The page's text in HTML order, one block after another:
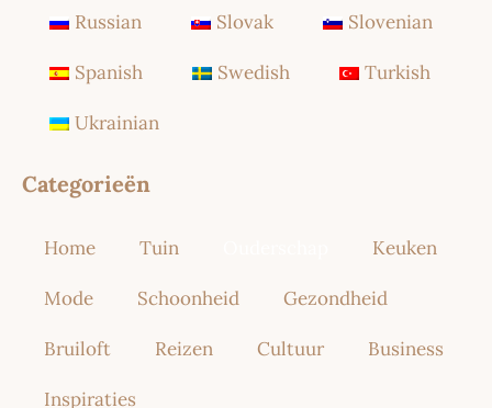
Russian Slovak Slovenian
Spanish Swedish Turkish
Ukrainian
Categorieën
Home Tuin Keuken
Mode Schoonheid Gezondheid
Bruiloft Reizen Cultuur Business
Inspiraties